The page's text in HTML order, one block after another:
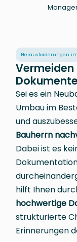
Herausforderungen
Vermeiden
Sei es ein
Umbau im
und
Bauherrn
Dabei ist es
hilft Ihnen
hochwertige
strukturierte
Erinnerungen